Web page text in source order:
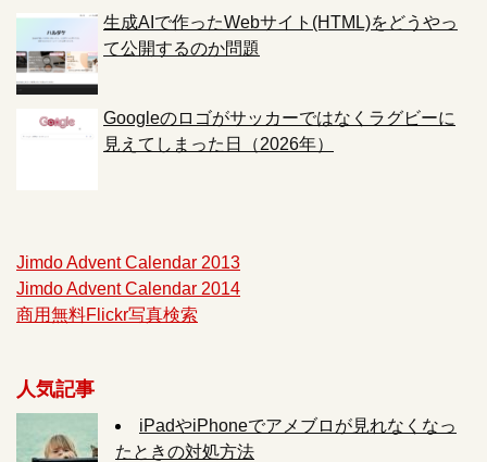
生成AIで作ったWebサイト(HTML)をどうやっ
て公開するのか問題
Googleのロゴがサッカーではなくラグビーに
見えてしまった日（2026年）
Jimdo Advent Calendar 2013
Jimdo Advent Calendar 2014
商用無料Flickr写真検索
人気記事
iPadやiPhoneでアメブロが見れなくなっ
たときの対処方法